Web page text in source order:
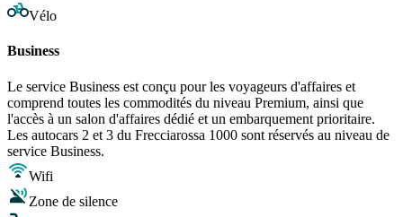
Vélo
Business
Le service Business est conçu pour les voyageurs d'affaires et
comprend toutes les commodités du niveau Premium, ainsi que
l'accès à un salon d'affaires dédié et un embarquement prioritaire.
Les autocars 2 et 3 du Frecciarossa 1000 sont réservés au niveau de
service Business.
Wifi
Zone de silence